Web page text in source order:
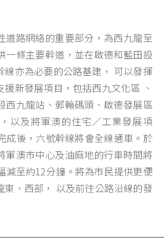
道路網絡的重要部分，為西九龍至
一條主要幹道，並在啟德和藍田設
線亦為必要的公路基建， 可以發揮
新發展項目，包括西九文化區 、
西九龍站、郵輪碼頭、啟德發展區
以及將軍澳的住宅／工業發展項
成後，六號幹線將會全線通車。於
軍澳市中心及油麻地的行車時間將
減至約12分鐘。將為市民提供更便
東、西部， 以及前往公路沿線的發